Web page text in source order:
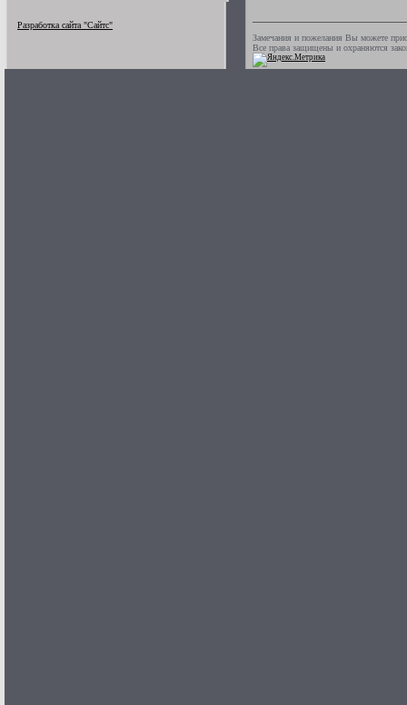
Разработка сайта "Сайтс"
Замечания и пожелания Вы можете
Все права защищены и охраняются